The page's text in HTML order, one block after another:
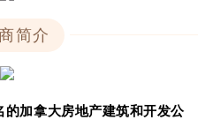
简介
加拿大房地产建筑和开发公